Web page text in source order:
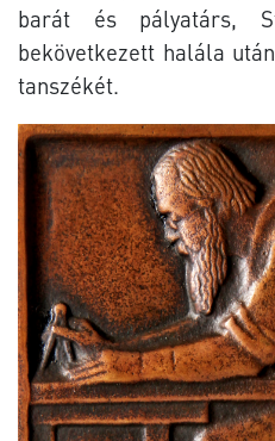
barát és pályatárs,
bekövetkezett halála
tanszékét.